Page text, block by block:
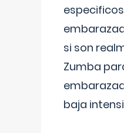
si son
Zumba
baja